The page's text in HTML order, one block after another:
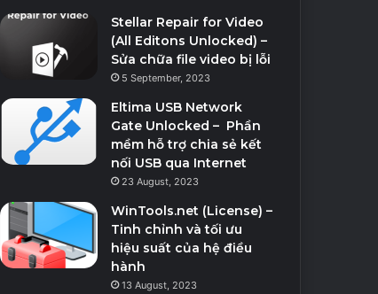
Stellar Repair for Video
(All Editons Unlocked) –
Sửa chữa file video bị lỗi
5 September, 2023
Eltima USB Network
Gate Unlocked – Phần
mềm hỗ trợ chia sẻ kết
nối USB qua Internet
23 August, 2023
WinTools.net (License) –
Tinh chỉnh và tối ưu
hiệu suất của hệ điều
hành
13 August, 2023